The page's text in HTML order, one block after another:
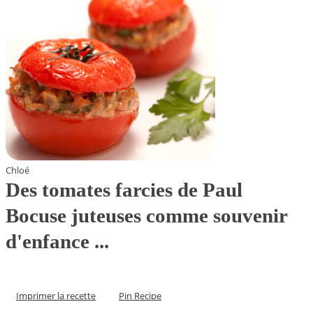
Chloé
Des tomates farcies de Paul
Bocuse juteuses comme souvenir
d'enfance ...
Imprimer la recette Pin Recipe